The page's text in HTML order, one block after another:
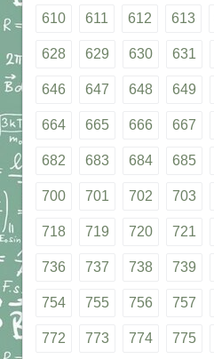
610 611 612 613
628 629 630 631
646 647 648 649
664 665 666 667
682 683 684 685
700 701 702 703
718 719 720 721
736 737 738 739
754 755 756 757
772 773 774 775